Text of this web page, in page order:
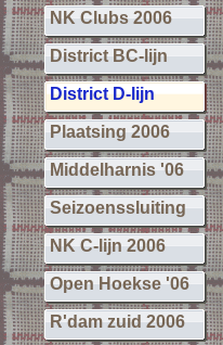
NK Clubs 2006
District BC-lijn
District D-lijn
Plaatsing 2006
Middelharnis '06
Seizoenssluiting
NK C-lijn 2006
Open Hoekse '06
R'dam zuid 2006